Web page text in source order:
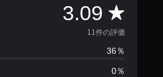
3.09 評
価
数
11件の評価
36％
0％